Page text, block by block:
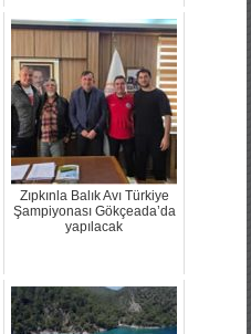
Zıpkınla Balık Avı Türkiye
Şampiyonası Gökçeada’da
yapılacak